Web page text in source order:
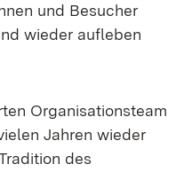
und Besucher
wieder aufleben
Organisationsteam
Jahren wieder
des